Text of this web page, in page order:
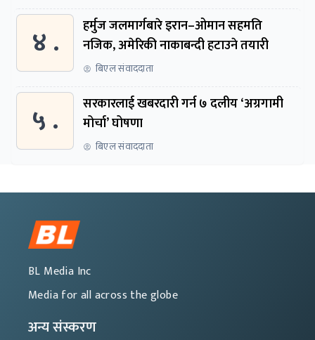
४ .
हर्मुज जलमार्गबारे इरान–ओमान सहमति
नजिक, अमेरिकी नाकाबन्दी हटाउने तयारी
बिएल संवाददाता
५ .
सरकारलाई खबरदारी गर्न ७ दलीय ‘अग्रगामी
मोर्चा’ घोषणा
बिएल संवाददाता
BL Media Inc
Media for all across the globe
अन्य संस्करण